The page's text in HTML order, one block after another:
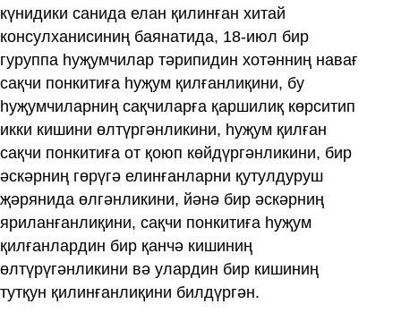
күнидики санида елан қилинған хитай
консулханисиниң баянатида, 18-июл бир
гуруппа һуҗумчилар тәрипидин хотәнниң навағ
сақчи понкитиға һуҗум қилғанлиқини, бу
һуҗумчиларниң сақчиларға қаршилиқ көрситип
икки кишини өлтүргәнликини, һуҗум қилған
сақчи понкитиға от қоюп көйдүргәнликини, бир
әскәрниң гөрүгә елинғанларни қутулдуруш
җәрянида өлгәнликини, йәнә бир әскәрниң
яриланғанлиқини, сақчи понкитиға һуҗум
қилғанлардин бир қанчә кишиниң
өлтүрүгәнликини вә улардин бир кишиниң
тутқун қилинғанлиқини билдүргән.